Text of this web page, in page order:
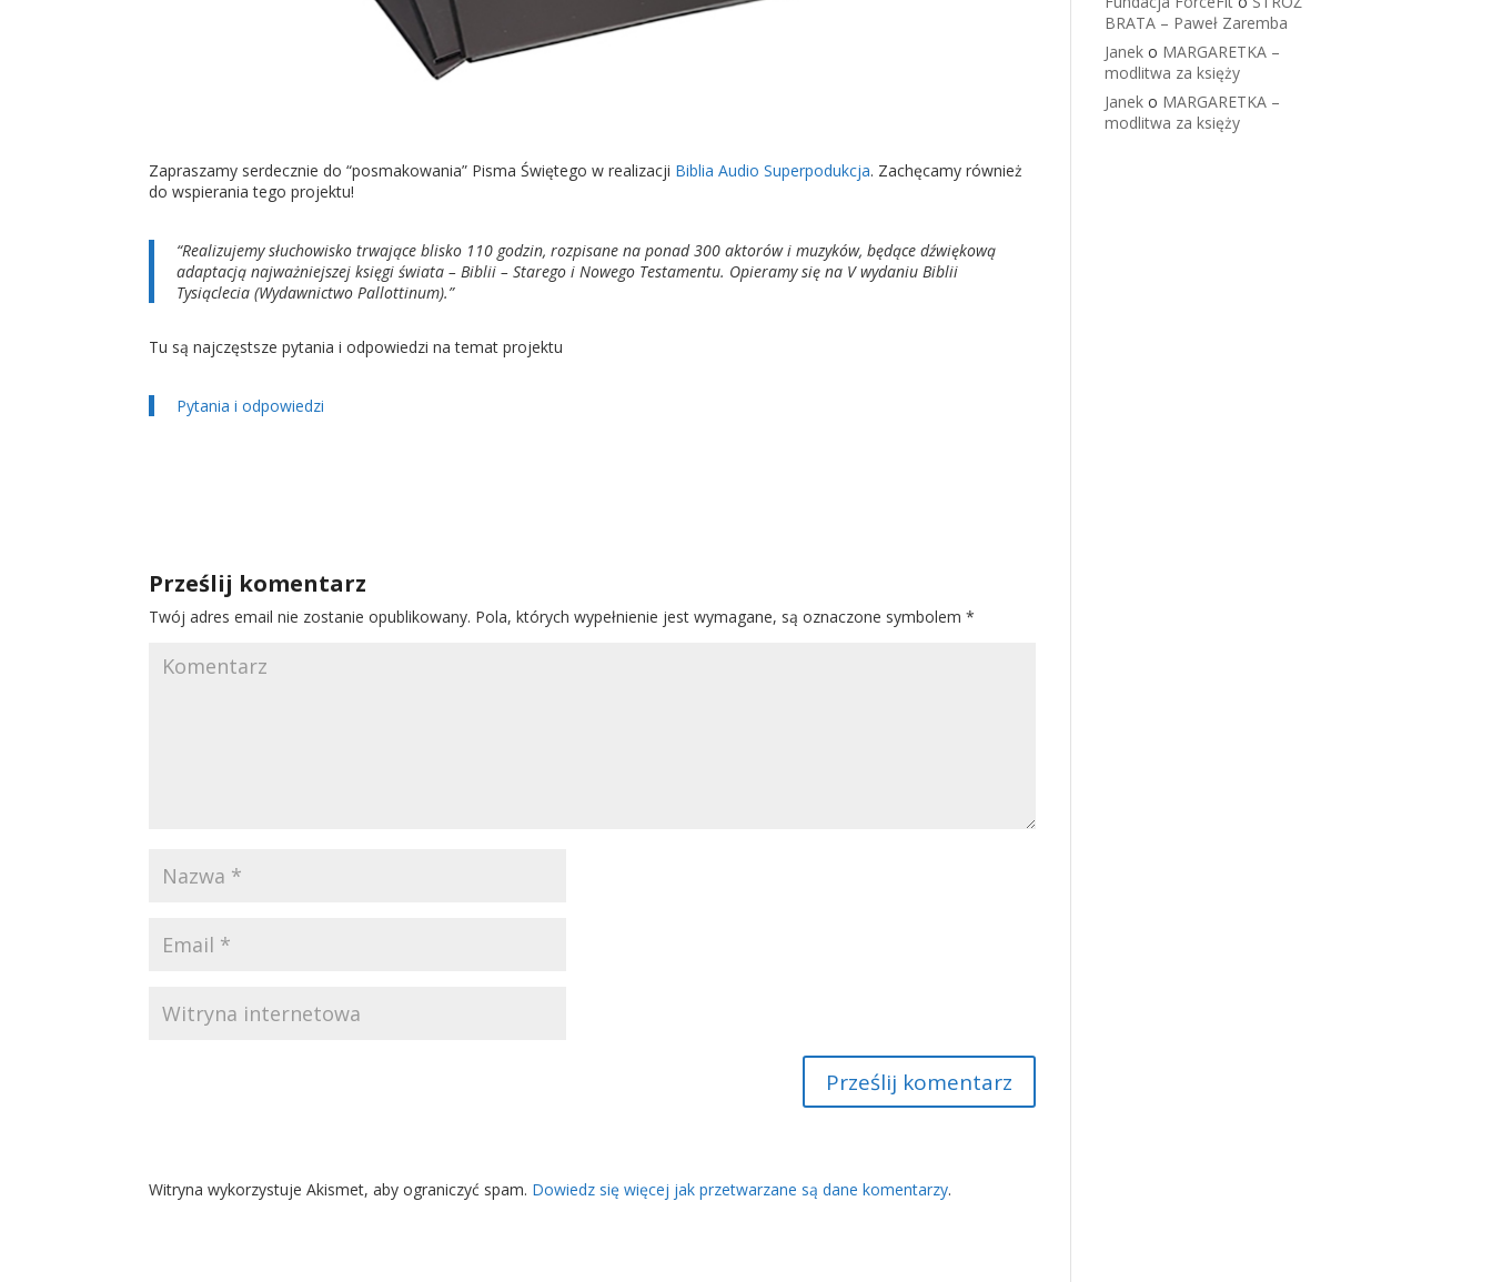
Zapraszamy serdecznie do “posmakowania” Pisma Świętego w realizacji Biblia Audio Superpodukcja. Zachęcamy również
do wspierania tego projektu!
“Realizujemy słuchowisko trwające blisko 110 godzin, rozpisane na ponad 300 aktorów i muzyków, będące dźwiękową
adaptacją najważniejszej księgi świata – Biblii – Starego i Nowego Testamentu. Opieramy się na V wydaniu Biblii
Tysiąclecia (Wydawnictwo Pallottinum).”
Tu są najczęstsze pytania i odpowiedzi na temat projektu
Pytania i odpowiedzi
Prześlij komentarz
Twój adres email nie zostanie opublikowany. Pola, których wypełnienie jest wymagane, są oznaczone symbolem*
Witryna wykorzystuje Akismet, aby ograniczyć spam. Dowiedz się więcej jak przetwarzane są dane komentarzy.
BRATA – Paweł Zaremba
Janeko MARGARETKA –
modlitwa za księży
Janeko MARGARETKA –
modlitwa za księży